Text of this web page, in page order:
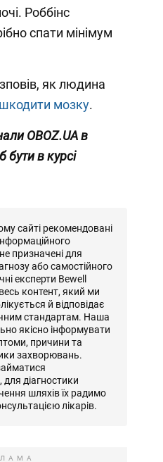
Роббінс
спати мінімум
як людина
мозку.
OBOZ.UA в
бути в курсі
сайті рекомендовані
призначені для
або самостійного
експерти Bewell
контент, який ми
й відповідає
стандартам. Наша
якісно інформувати
причини та
захворювань.
діагностики
шляхів їх радимо
лікарів.